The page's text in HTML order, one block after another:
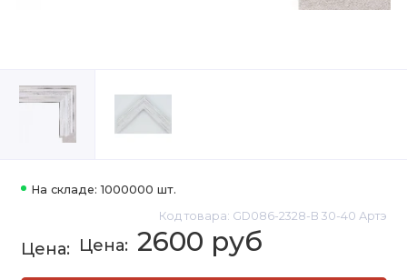
На складе: 1000000 шт.
Код товара: GD086-2328-B 30-40 Артэ
2600 руб